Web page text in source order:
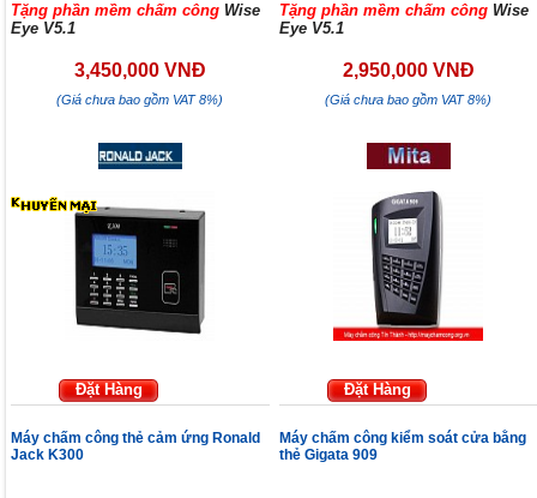
Tặng phần mềm chấm công Wise
Eye V5.1
3,450,000 VNĐ
(Giá chưa bao gồm VAT 8%)
Tặng phần mềm chấm công Wise
Eye V5.1
2,950,000 VNĐ
(Giá chưa bao gồm VAT 8%)
Đặt Hàng
Máy chấm công thẻ cảm ứng Ronald
Jack K300
Đặt Hàng
Máy chấm công kiểm soát cửa bằng
thẻ Gigata 909